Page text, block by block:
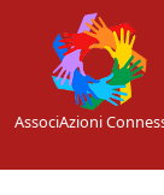
Skip to main
AssociAzioni